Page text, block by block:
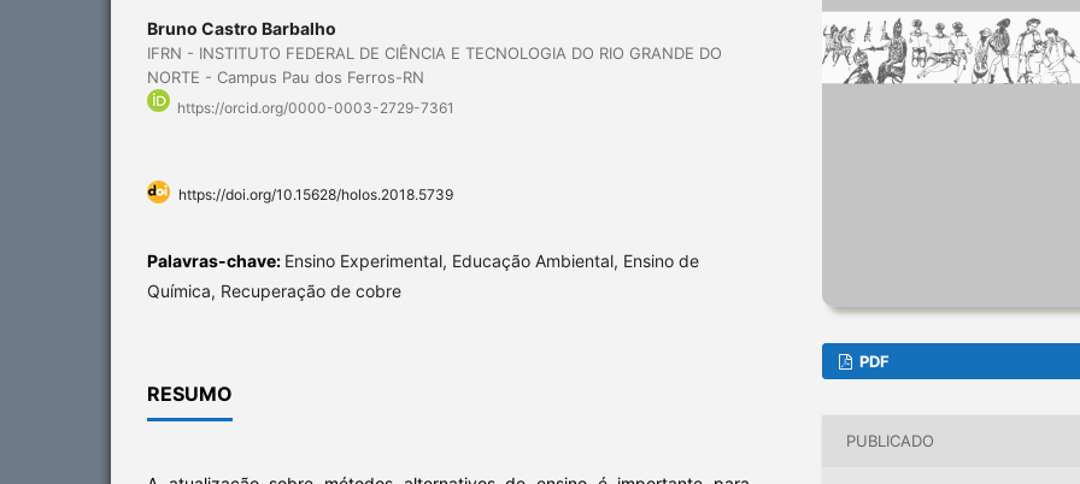
Bruno Castro Barbalho
IFRN - INSTITUTO FEDERAL DE CIÊNCIA E TECNOLOGIA DO RIO GRANDE DO
NORTE - Campus Pau dos Ferros-RN
https://orcid.org/0000-0003-2729-7361
https://doi.org/10.15628/holos.2018.5739
Palavras-chave: Ensino Experimental, Educação Ambiental, Ensino de
Química, Recuperação de cobre
RESUMO
PDF
PUBLICADO